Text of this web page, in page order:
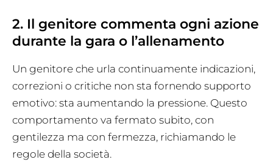
2. Il genitore commenta ogni azione
durante la gara o l’allenamento
Un genitore che urla continuamente indicazioni,
correzioni o critiche non sta fornendo supporto
emotivo: sta aumentando la pressione. Questo
comportamento va fermato subito, con
gentilezza ma con fermezza, richiamando le
regole della società.